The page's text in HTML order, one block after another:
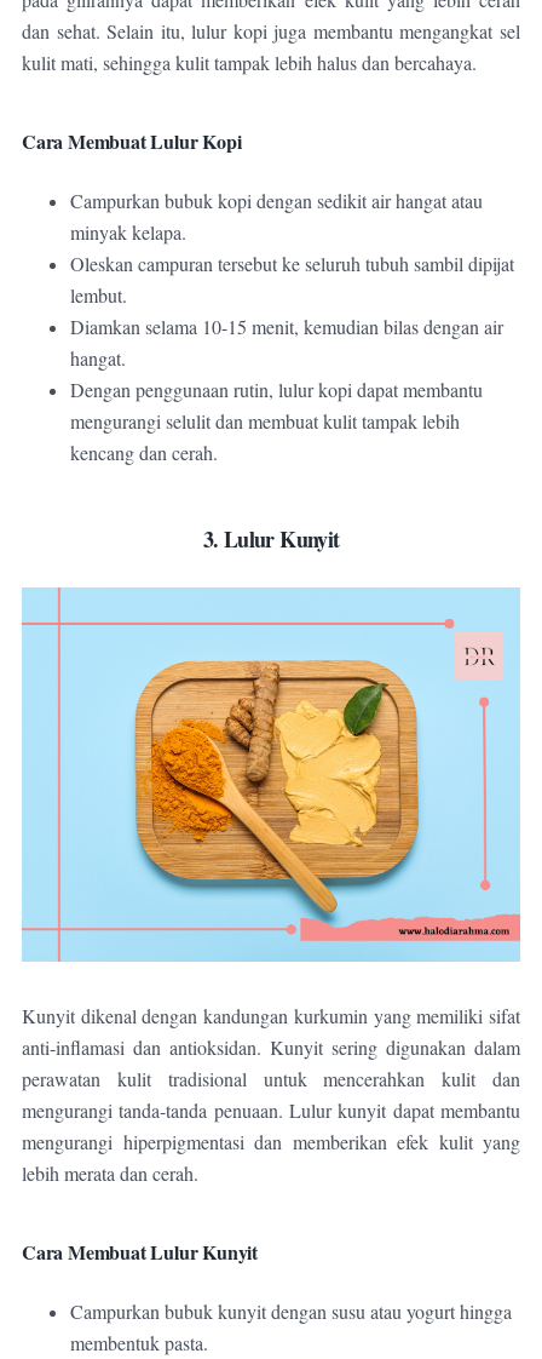
dan sehat. Selain itu, lulur kopi juga membantu mengangkat sel
kulit mati, sehingga kulit tampak lebih halus dan bercahaya.
Cara Membuat Lulur Kopi
Campurkan bubuk kopi dengan sedikit air hangat atau
minyak kelapa.
Oleskan campuran tersebut ke seluruh tubuh sambil dipijat
lembut.
Diamkan selama 10-15 menit, kemudian bilas dengan air
hangat.
Dengan penggunaan rutin, lulur kopi dapat membantu
mengurangi selulit dan membuat kulit tampak lebih
kencang dan cerah.
3. Lulur Kunyit
Kunyit dikenal dengan kandungan kurkumin yang memiliki sifat
anti-inflamasi dan antioksidan. Kunyit sering digunakan dalam
perawatan kulit tradisional untuk mencerahkan kulit dan
mengurangi tanda-tanda penuaan. Lulur kunyit dapat membantu
mengurangi hiperpigmentasi dan memberikan efek kulit yang
lebih merata dan cerah.
Cara Membuat Lulur Kunyit
Campurkan bubuk kunyit dengan susu atau yogurt hingga
membentuk pasta.